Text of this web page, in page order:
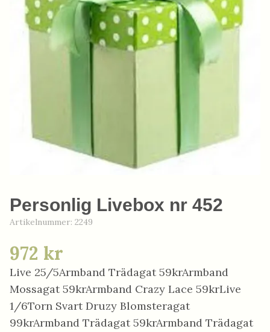
Personlig Livebox nr 452
Artikelnummer: 2249
972 kr
Live 25/5Armband Trädagat 59krArmband
Mossagat 59krArmband Crazy Lace 59krLive
1/6Torn Svart Druzy Blomsteragat
99krArmband Trädagat 59krArmband Trädagat